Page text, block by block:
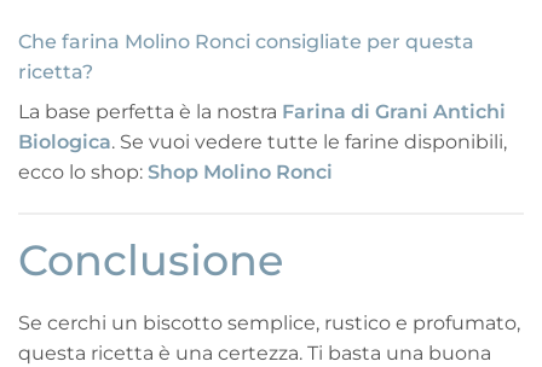
Che farina Molino Ronci consigliate per questa
ricetta?
La base perfetta è la nostra Farina di Grani Antichi
Biologica. Se vuoi vedere tutte le farine disponibili,
ecco lo shop: Shop Molino Ronci
Conclusione
Se cerchi un biscotto semplice, rustico e profumato,
questa ricetta è una certezza. Ti basta una buona